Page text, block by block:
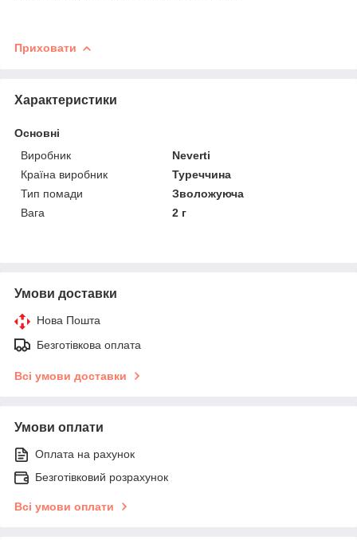
Приховати
Характеристики
Основні
Виробник
Neverti
Країна виробник
Туреччина
Тип помади
Зволожуюча
Вага
2 г
Умови доставки
Нова Пошта
Безготівкова оплата
Всі умови доставки
Умови оплати
Оплата на рахунок
Безготівковий розрахунок
Всі умови оплати